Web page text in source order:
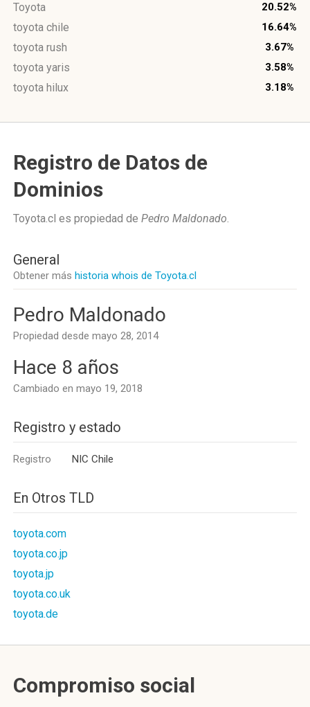
Toyota 20.52%
toyota chile 16.64%
toyota rush 3.67%
toyota yaris 3.58%
toyota hilux 3.18%
Registro de Datos de
Dominios
Toyota.cl es propiedad de Pedro Maldonado.
General
Obtener más historia whois de Toyota.cl
Pedro Maldonado
Propiedad desde mayo 28, 2014
Hace 8 años
Cambiado en mayo 19, 2018
Registro y estado
Registro NIC Chile
En Otros TLD
toyota.com
toyota.co.jp
toyota.jp
toyota.co.uk
toyota.de
Compromiso social